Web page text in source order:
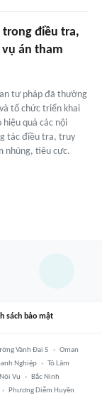
trong điều tra,
án tham
tư pháp đã thường
tổ chức triển khai
quả các nội
tác điều tra, truy
nhũng, tiêu cực.
sách bảo mật
Vành Đai 5
Oman
Nghiệp
Tô Lâm
Vụ
Bắc Ninh
Phương Diễm Huyền